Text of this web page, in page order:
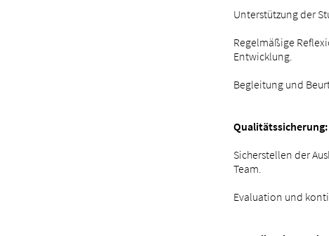
Unterstützung der
Regelmäßige
Entwicklung.
Begleitung und
Qualitätssicherung:
Sicherstellen der
Team.
Evaluation und